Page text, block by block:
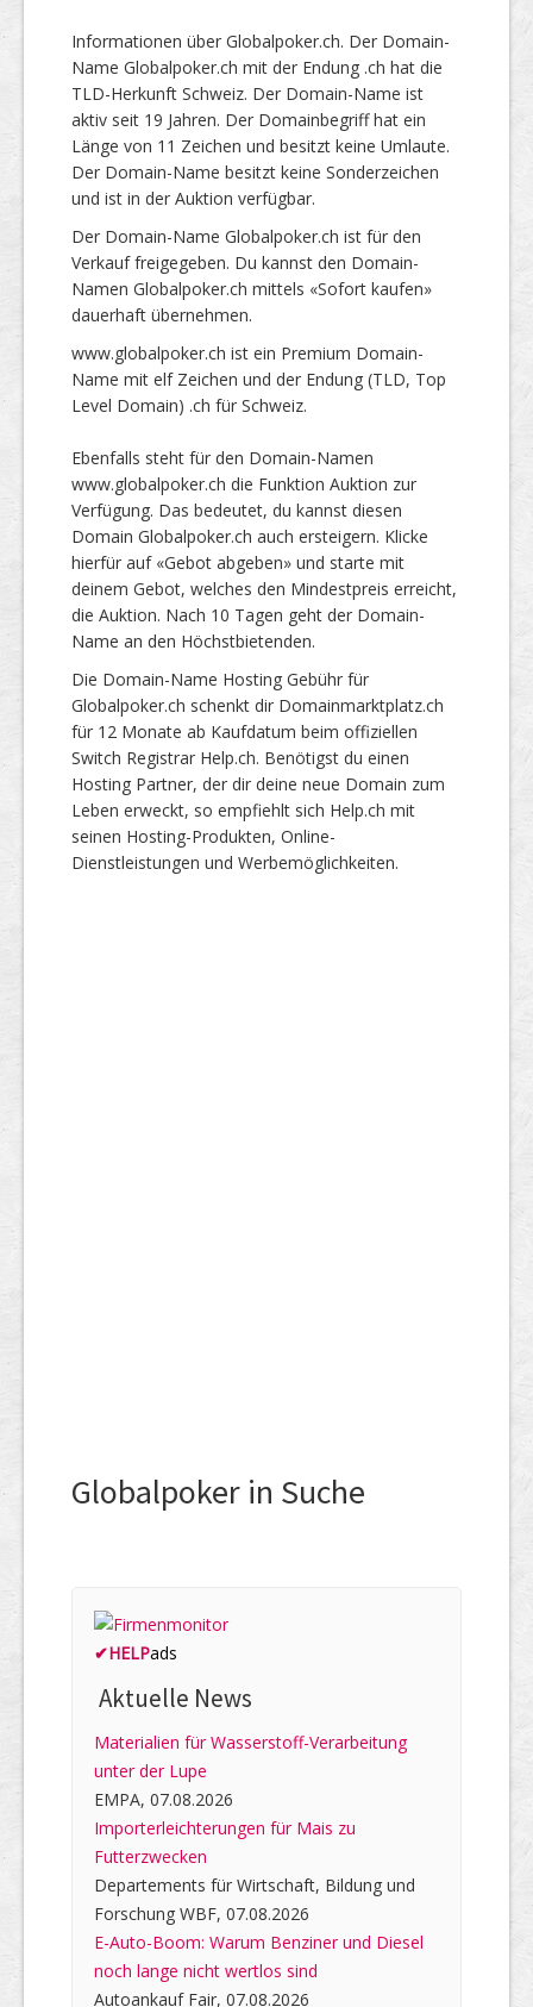
Informationen über Globalpoker.ch. Der Domain-
Name Globalpoker.ch mit der Endung .ch hat die
TLD-Herkunft Schweiz. Der Domain-Name ist
aktiv seit 19 Jahren. Der Domainbegriff hat ein
Länge von 11 Zeichen und besitzt keine Umlaute.
Der Domain-Name besitzt keine Sonderzeichen
und ist in der Auktion verfügbar.
Der Domain-Name Globalpoker.ch ist für den
Verkauf freigegeben. Du kannst den Domain-
Namen Globalpoker.ch mittels «Sofort kaufen»
dauerhaft übernehmen.
www.globalpoker.ch ist ein Premium Domain-
Name mit elf Zeichen und der Endung (TLD, Top
Level Domain) .ch für Schweiz.
Ebenfalls steht für den Domain-Namen
www.globalpoker.ch die Funktion Auktion zur
Verfügung. Das bedeutet, du kannst diesen
Domain Globalpoker.ch auch ersteigern. Klicke
hierfür auf «Gebot abgeben» und starte mit
deinem Gebot, welches den Mindestpreis erreicht,
die Auktion. Nach 10 Tagen geht der Domain-
Name an den Höchstbietenden.
Die Domain-Name Hosting Gebühr für
Globalpoker.ch schenkt dir Domainmarktplatz.ch
für 12 Monate ab Kaufdatum beim offiziellen
Switch Registrar Help.ch. Benötigst du einen
Hosting Partner, der dir deine neue Domain zum
Leben erweckt, so empfiehlt sich Help.ch mit
seinen Hosting-Produkten, Online-
Dienstleistungen und Werbemöglichkeiten.
Globalpoker in Suche
✔HELPads
Aktuelle News
Materialien für Wasserstoff-Verarbeitung
unter der Lupe
EMPA, 07.08.2026
Importerleichterungen für Mais zu
Futterzwecken
Departements für Wirtschaft, Bildung und
Forschung WBF, 07.08.2026
E-Auto-Boom: Warum Benziner und Diesel
noch lange nicht wertlos sind
Autoankauf Fair, 07.08.2026